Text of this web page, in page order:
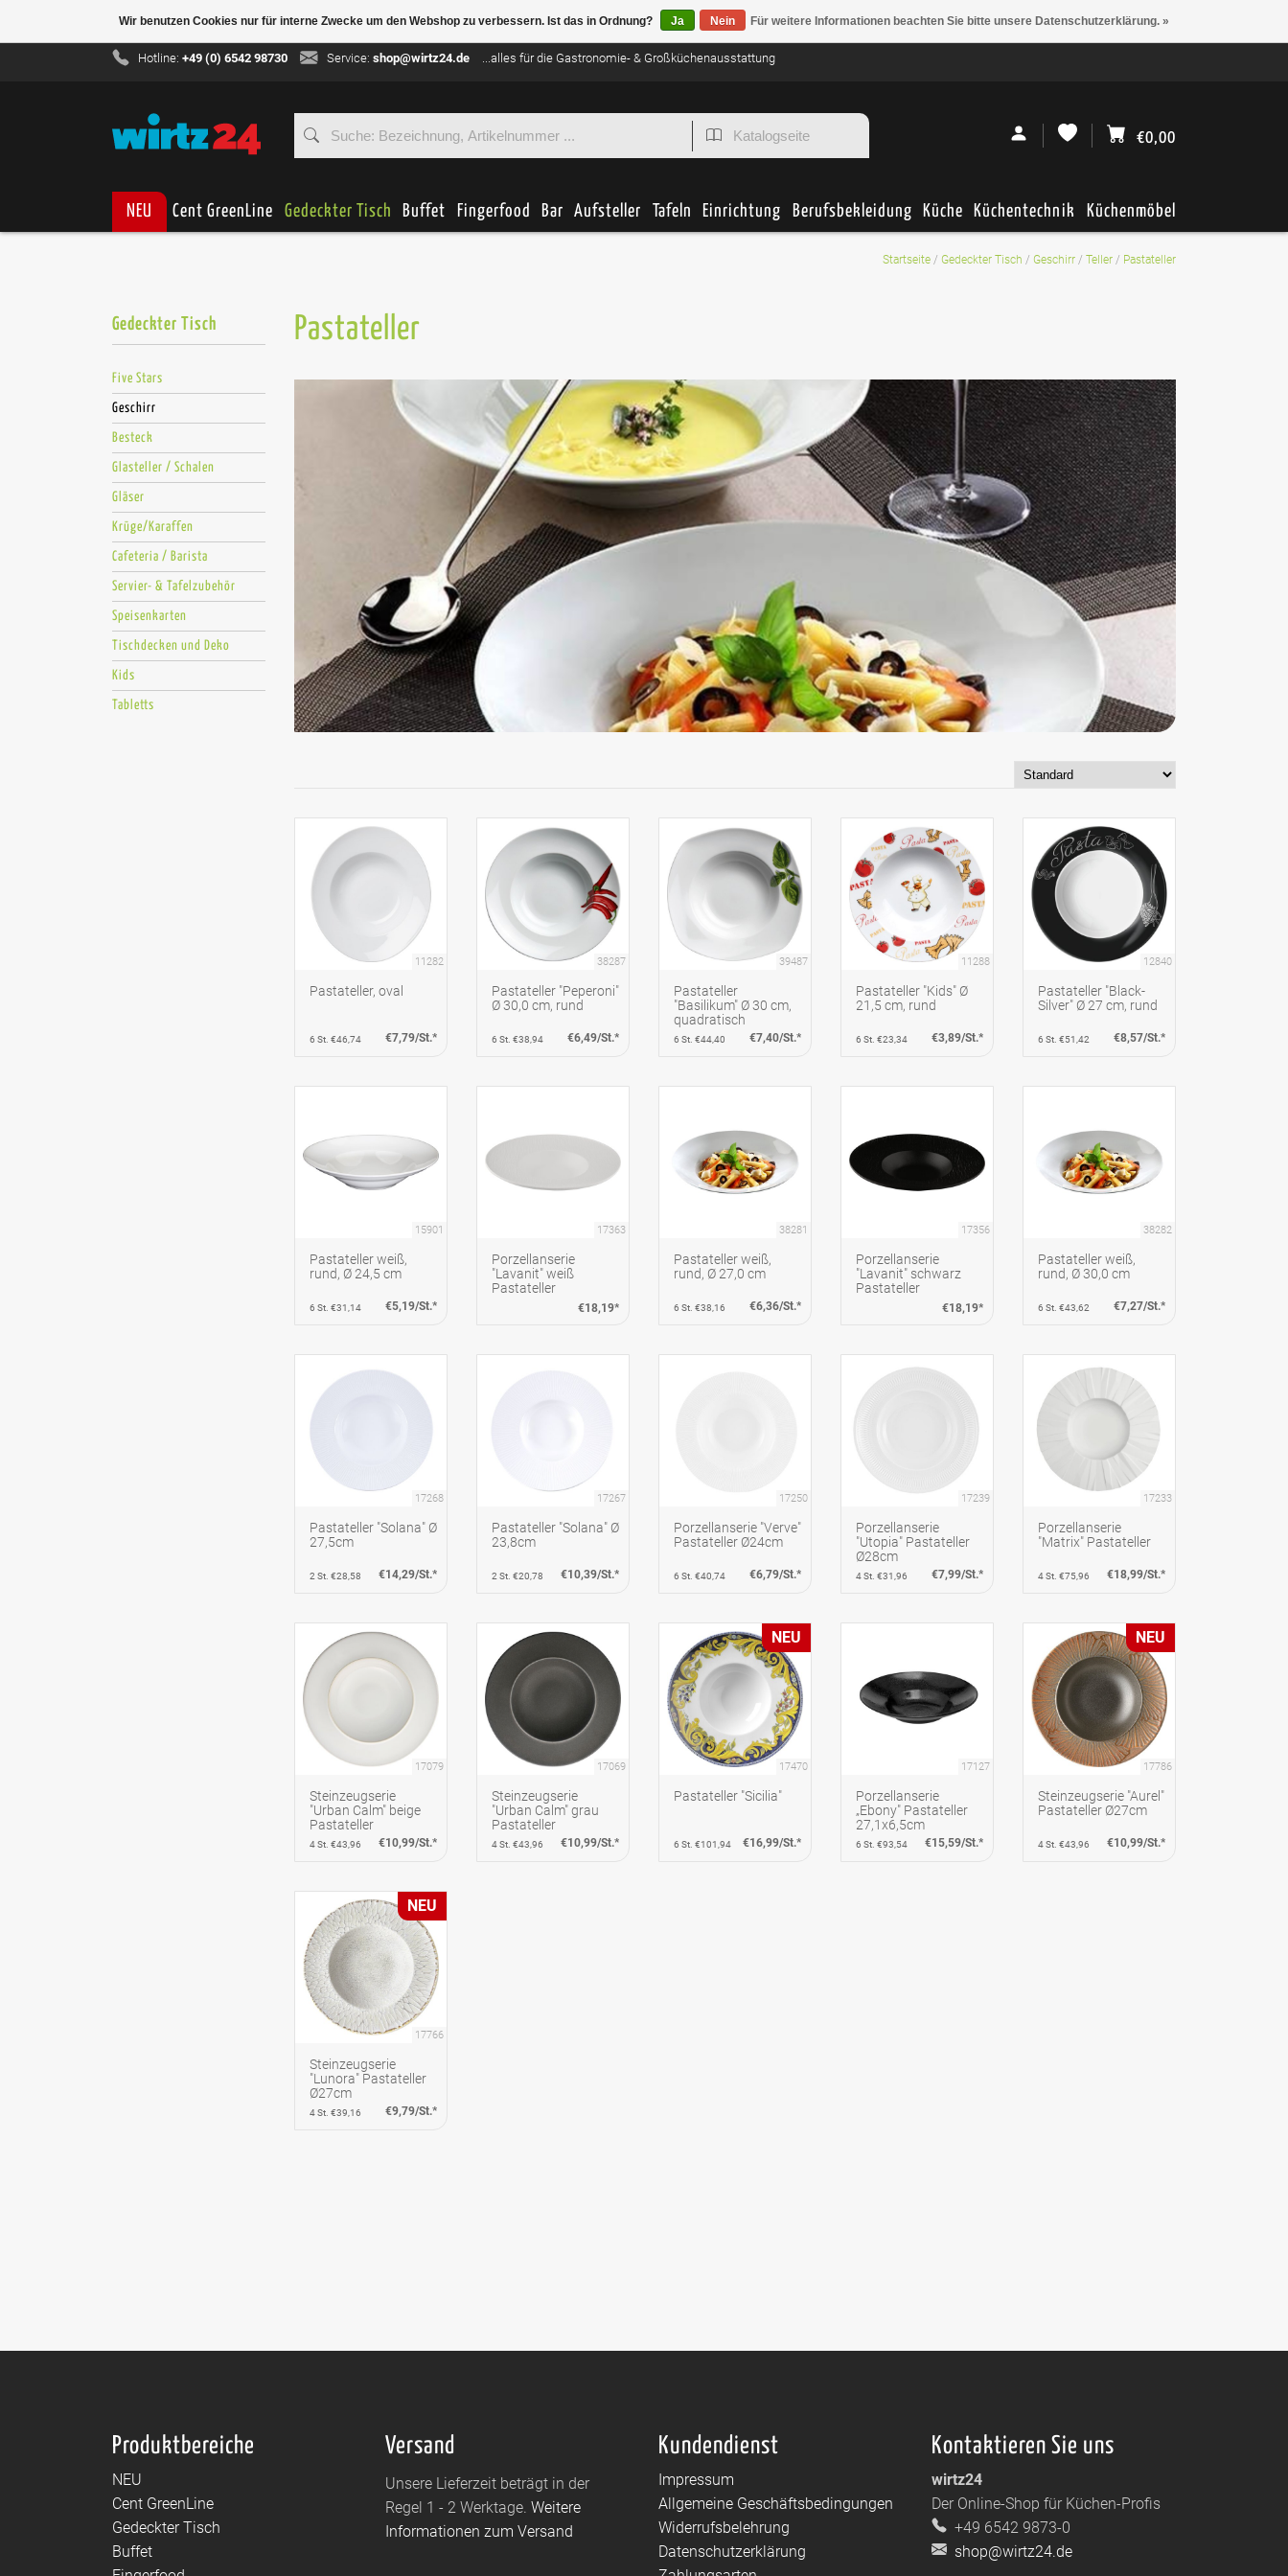
Hotline:+49 (0) 6542 98730 Service: shop@wirtz24.de ...alles für die Gastronomie- & Großküchenausstattung
€0,00
NEU Cent GreenLine Gedeckter Tisch Buffet Fingerfood Bar Aufsteller Tafeln Einrichtung Berufsbekleidung Küche Küchentechnik Küchenmöbel
Startseite / Gedeckter Tisch / Geschirr / Teller / Pastateller
Gedeckter Tisch
Five Stars
Geschirr
Besteck
Glasteller / Schalen
Gläser
Krüge/Karaffen
Cafeteria / Barista
Servier- & Tafelzubehör
Speisenkarten
Tischdecken und Deko
Kids
Tabletts
Pastateller
11282
Pastateller, oval
6 St. €46,74 €7,79/St.*
38287
Pastateller "Peperoni"
Ø 30,0 cm, rund
6 St. €38,94 €6,49/St.*
39487
Pastateller
"Basilikum" Ø 30 cm,
quadratisch
6 St. €44,40 €7,40/St.*
11288
Pastateller "Kids" Ø
21,5 cm, rund
6 St. €23,34 €3,89/St.*
12840
Pastateller "Black-
Silver" Ø 27 cm, rund
6 St. €51,42 €8,57/St.*
15901
Pastateller weiß,
rund, Ø 24,5 cm
6 St. €31,14 €5,19/St.*
17363
Porzellanserie
"Lavanit" weiß
Pastateller
€18,19*
38281
Pastateller weiß,
rund, Ø 27,0 cm
6 St. €38,16 €6,36/St.*
17356
Porzellanserie
"Lavanit" schwarz
Pastateller
€18,19*
38282
Pastateller weiß,
rund, Ø 30,0 cm
6 St. €43,62 €7,27/St.*
17268
Pastateller "Solana" Ø
27,5cm
2 St. €28,58 €14,29/St.*
17267
Pastateller "Solana" Ø
23,8cm
2 St. €20,78 €10,39/St.*
17250
Porzellanserie "Verve"
Pastateller Ø24cm
6 St. €40,74 €6,79/St.*
17239
Porzellanserie
"Utopia" Pastateller
Ø28cm
4 St. €31,96 €7,99/St.*
17233
Porzellanserie
"Matrix" Pastateller
4 St. €75,96 €18,99/St.*
17079
Steinzeugserie
"Urban Calm" beige
Pastateller
4 St. €43,96 €10,99/St.*
17069
Steinzeugserie
"Urban Calm" grau
Pastateller
4 St. €43,96 €10,99/St.*
17470
Pastateller "Sicilia"
6 St. €101,94 €16,99/St.*
NEU
17127
Porzellanserie
„Ebony" Pastateller
27,1x6,5cm
6 St. €93,54 €15,59/St.*
17786
Steinzeugserie "Aurel"
Pastateller Ø27cm
4 St. €43,96 €10,99/St.*
NEU
17766
Steinzeugserie
"Lunora" Pastateller
Ø27cm
4 St. €39,16 €9,79/St.*
NEU
Produktbereiche
NEU
Cent GreenLine
Gedeckter Tisch
Buffet
Versand
Unsere Lieferzeit beträgt in der
Regel 1 - 2 Werktage. Weitere
Informationen zum Versand
Kundendienst
Impressum
Allgemeine Geschäftsbedingungen
Widerrufsbelehrung
Datenschutzerklärung
Kontaktieren Sie uns
wirtz24
Der Online-Shop für Küchen-Profis
+49 6542 9873-0
shop@wirtz24.de
Wir benutzen Cookies nur für interne Zwecke um den Webshop zu verbessern. Ist das in Ordnung? Ja Nein Für weitere Informationen beachten Sie bitte unsere Datenschutzerklärung. »